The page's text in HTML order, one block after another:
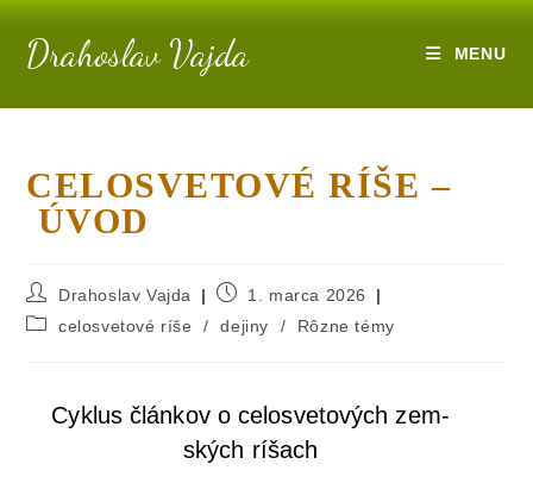
Drahoslav Vajda MENU
CELOSVETOVÉ RÍŠE –
ÚVOD
Drahoslav Vajda
1. marca 2026
celosvetové ríše
/ dejiny / Rôzne témy
Cyk­lus člán­kov o celo­sve­to­vých zem­
ských ríšach